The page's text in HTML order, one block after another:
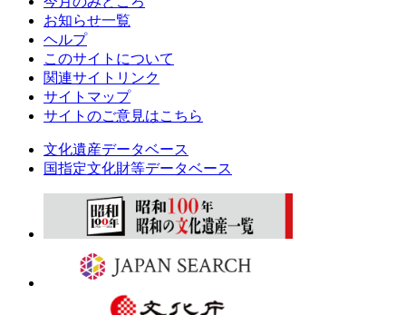
お知らせ一覧
ヘルプ
このサイトについて
関連サイトリンク
サイトマップ
サイトのご意見はこちら
文化遺産データベース
国指定文化財等データベース